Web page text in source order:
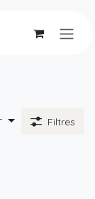
Filtres